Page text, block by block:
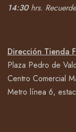
14:30hrs.
Dirección Tienda
Plaza Pedro de
Centro Comercial
Metro línea 6,